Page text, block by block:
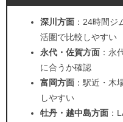
深川方面 ：24時間ジ
活圏で比較しやすい
永代・佐賀方面 ：永
に合うか確認
富岡方面 ：駅近・木
しやすい
牡丹・越中島方面 ：